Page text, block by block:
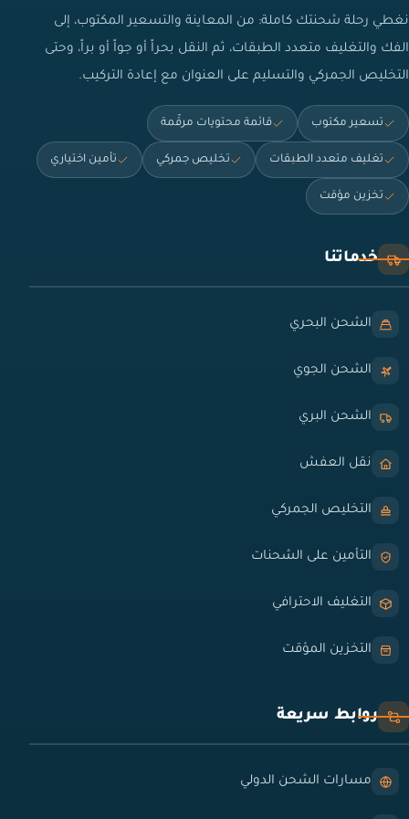
نغطي رحلة شحنتك كاملة: من المعاينة والتسعير المكتوب، إلى
الفك والتغليف متعدد الطبقات، ثم النقل بحراً أو جواً أو براً، وحتى
التخليص الجمركي والتسليم على العنوان مع إعادة التركيب.
تسعير مكتوب قائمة محتويات مرقّمة
تغليف متعدد الطبقات تخليص جمركي تأمين اختياري
تخزين مؤقت
خدماتنا
الشحن البحري
الشحن الجوي
الشحن البري
نقل العفش
التخليص الجمركي
التأمين على الشحنات
التغليف الاحترافي
التخزين المؤقت
روابط سريعة
مسارات الشحن الدولي